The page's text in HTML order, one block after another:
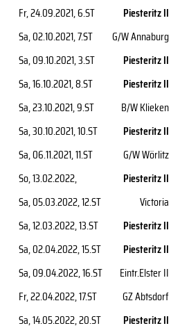
Fr, 24.09.2021, 6.ST Piesteritz II
Sa, 02.10.2021, 7.ST G/W Annaburg
Sa, 09.10.2021, 3.ST Piesteritz II
Sa, 16.10.2021, 8.ST Piesteritz II
Sa, 23.10.2021, 9.ST B/W Klieken
Sa, 30.10.2021, 10.ST Piesteritz II
Sa, 06.11.2021, 11.ST G/W Wörlitz
So, 13.02.2022, Piesteritz II
Sa, 05.03.2022, 12.ST Victoria
Sa, 12.03.2022, 13.ST Piesteritz II
Sa, 02.04.2022, 15.ST Piesteritz II
Sa, 09.04.2022, 16.ST Eintr.Elster II
Fr, 22.04.2022, 17.ST GZ Abtsdorf
Sa, 14.05.2022, 20.ST Piesteritz II